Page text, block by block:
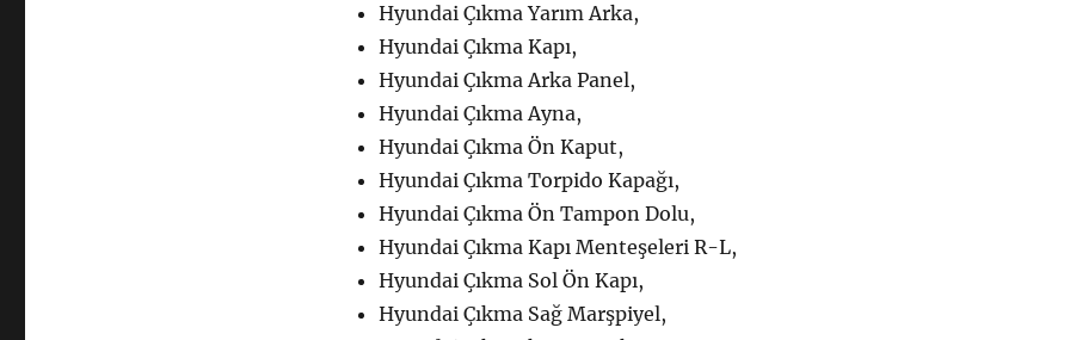
Hyundai Çıkma Yarım Arka,
Hyundai Çıkma Kapı,
Hyundai Çıkma Arka Panel,
Hyundai Çıkma Ayna,
Hyundai Çıkma Ön Kaput,
Hyundai Çıkma Torpido Kapağı,
Hyundai Çıkma Ön Tampon Dolu,
Hyundai Çıkma Kapı Menteşeleri R-L,
Hyundai Çıkma Sol Ön Kapı,
Hyundai Çıkma Sağ Marşpiyel,